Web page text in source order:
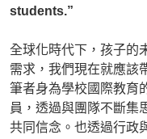
students.”
全球化時代下，孩子的
需求，我們現在就應該
筆者身為學校國際教育
員，透過與團隊不斷集
共同信念。也透過行政